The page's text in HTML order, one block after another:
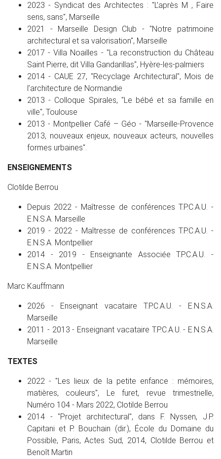
2023 - Syndicat des Architectes : "L’après M , Faire
sens, sans", Marseille
2021 - Marseille Design Club - "Notre patrimoine
architectural et sa valorisation", Marseille
2017 - Villa Noailles - "La reconstruction du Château
Saint Pierre, dit Villa Gandarillas", Hyère-les-palmiers
2014 - CAUE 27, "Recyclage Architectural", Mois de
l’architecture de Normandie
2013 - Colloque Spirales, "Le bébé et sa famille en
ville", Toulouse
2013 - Montpellier Café – Géo - "Marseille-Provence
2013, nouveaux enjeux, nouveaux acteurs, nouvelles
formes urbaines".
ENSEIGNEMENTS
Clotilde Berrou
Depuis 2022 - Maîtresse de conférences T.P.C.A.U. -
E.N.S.A. Marseille
2019 - 2022 - Maîtresse de conférences T.P.C.A.U. -
E.N.S.A. Montpellier
2014 - 2019 - Enseignante Associée T.P.C.A.U. -
E.N.S.A. Montpellier
Marc Kauffmann
2026 - Enseignant vacataire T.P.C.A.U. - E.N.S.A.
Marseille
2011 - 2013 - Enseignant vacataire T.P.C.A.U. - E.N.S.A.
Marseille
TEXTES
2022 - "Les lieux de la petite enfance : mémoires,
matières, couleurs", Le furet, revue trimestrielle,
Numéro 104 - Mars 2022, Clotilde Berrou
2014 - "Projet architectural", dans F. Nyssen, J.P.
Capitani et P. Bouchain (dir.), École du Domaine du
Possible, Paris, Actes Sud, 2014, Clotilde Berrou et
Benoît Martin